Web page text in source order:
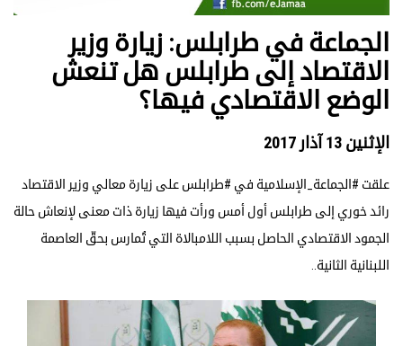
الجماعة في طرابلس: زيارة وزير
الاقتصاد إلى طرابلس هل تنعش
الوضع الاقتصادي فيها؟
الإثنين 13 آذار 2017
علقت #الجماعة_الإسلامية في #طرابلس على زيارة معالي وزير الاقتصاد
رائد خوري إلى طرابلس أول أمس ورأت فيها زيارة ذات معنى لإنعاش حالة
الجمود الاقتصادي الحاصل بسبب اللامبالاة التي تُمارس بحقّ العاصمة
اللبنانية الثانية..